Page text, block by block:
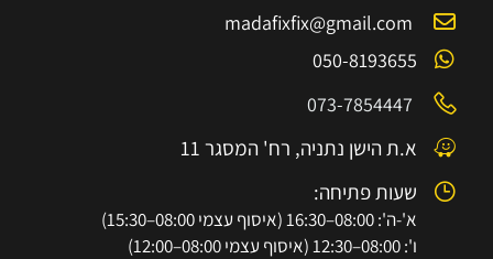
madafixfix@gmail.com
050-8193655
073-7854447
א.ת הישן נתניה, רח' המסגר 11
שעות פתיחה:
א'-ה': 08:00–16:30 (איסוף עצמי 08:00–15:30)
ו': 08:00–12:30 (איסוף עצמי 08:00–12:00)